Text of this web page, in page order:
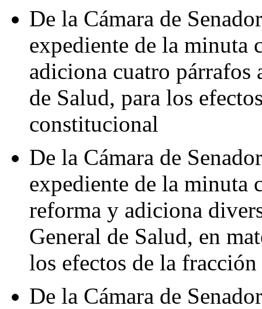
De la Cámara de
expediente de la minuta
adiciona cuatro
de Salud, para los
constitucional
De la Cámara de
expediente de la minuta
reforma y adiciona
General de Salud, en
los efectos de la
De la Cámara de